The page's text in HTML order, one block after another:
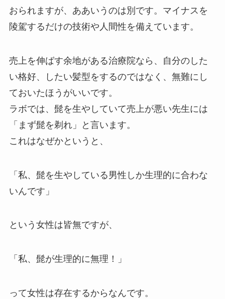
おられますが、ああいうのは別です。マイナスを
陵駕するだけの技術や人間性を備えています。
売上を伸ばす余地がある治療院なら、自分のした
い格好、したい髪型をするのではなく、無難にし
ておいたほうがいいです。
ラボでは、髭を生やしていて売上が悪い先生には
「まず髭を剃れ」と言います。
これはなぜかというと、
「私、髭を生やしている男性しか生理的に合わな
いんです」
という女性は皆無ですが、
「私、髭が生理的に無理！」
って女性は存在するからなんです。